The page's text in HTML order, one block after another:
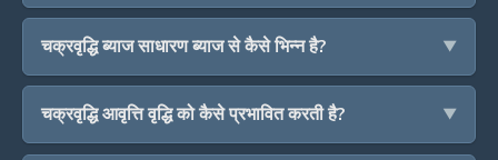
चक्रवृद्धि ब्याज साधारण ब्याज से कैसे भिन्न है?
चक्रवृद्धि आवृत्ति वृद्धि को कैसे प्रभावित करती है?